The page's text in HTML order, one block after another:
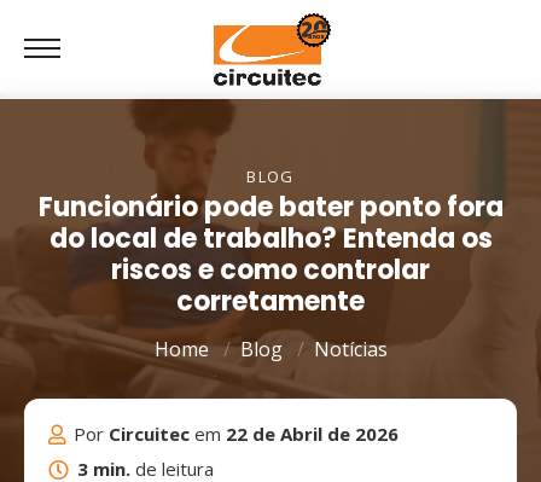
BLOG
Funcionário pode bater ponto fora
do local de trabalho? Entenda os
riscos e como controlar
corretamente
Home Blog Notícias
Por Circuitec em 22 de Abril de 2026
3 min. de leitura